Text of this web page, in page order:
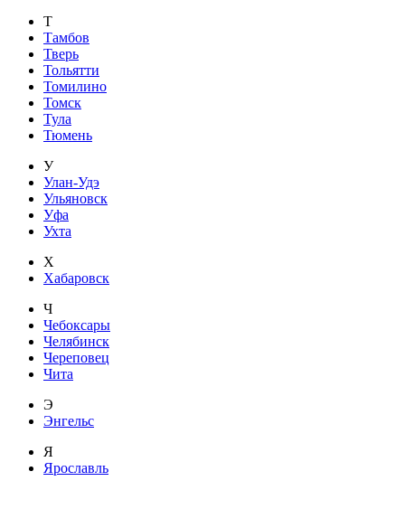
Т
Тамбов
Тверь
Тольятти
Томилино
Томск
Тула
Тюмень
У
Улан-Удэ
Ульяновск
Уфа
Ухта
Х
Хабаровск
Ч
Чебоксары
Челябинск
Череповец
Чита
Э
Энгельс
Я
Ярославль